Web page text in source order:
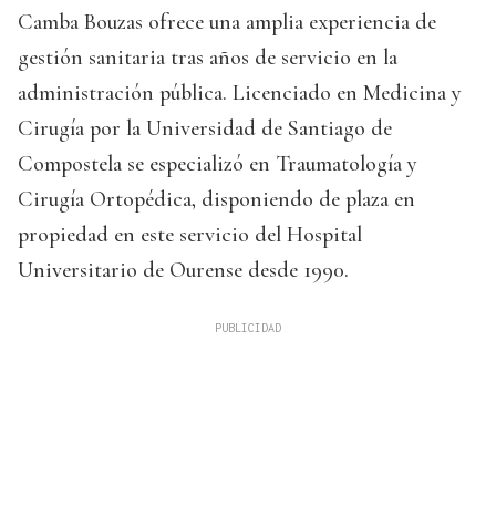
Camba Bouzas ofrece una amplia experiencia de
gestión sanitaria tras años de servicio en la
administración pública. Licenciado en Medicina y
Cirugía por la Universidad de Santiago de
Compostela se especializó en Traumatología y
Cirugía Ortopédica, disponiendo de plaza en
propiedad en este servicio del Hospital
Universitario de Ourense desde 1990.